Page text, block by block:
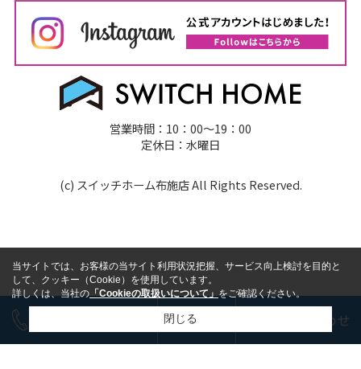
営業時間：10：00～19：00
定休日：水曜日
(c) スイッチホーム布施店 All Rights Reserved.
LINE お問い合わせ
当サイトでは、お客様の当サイト利用状況把握、サービス向上検討を目的と
して、クッキー（Cookie）を使用しています。
詳しくは、当社の「Cookieの取扱いについて」をご確認ください。
閉じる